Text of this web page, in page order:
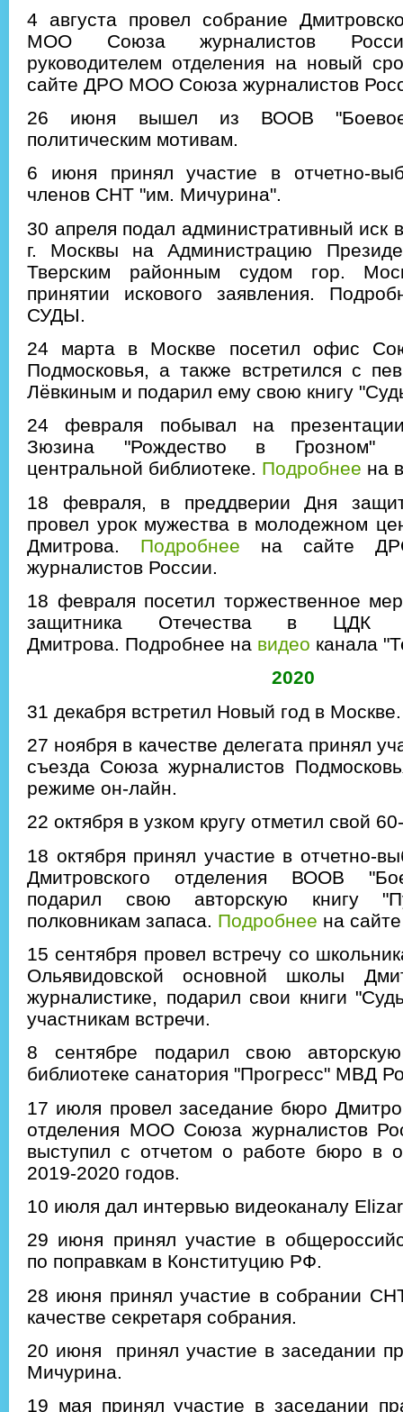
4 августа провел собрание
МОО Союза журналистов
руководителем отделения на новый
сайте ДРО МОО Союза журналистов
26 июня вышел из ВООВ
политическим мотивам.
6 июня принял участие в отчетно-
членов СНТ "им. Мичурина".
30 апреля подал административный иск
г. Москвы на Администрацию
Тверским районным судом гор.
принятии искового заявления.
СУДЫ.
24 марта в Москве посетил офис
Подмосковья, а также встретился с
Лёвкиным и подарил ему свою книгу
24 февраля побывал на
Зюзина "Рождество в Грозном"
центральной библиотеке. Подробнее на
18 февраля, в преддверии Дня
провел урок мужества в молодежном
Дмитрова. Подробнее на сайте
журналистов России.
18 февраля посетил торжественное
защитника Отечества в ЦДК
Дмитрова. Подробнее на видео канала
2020
31 декабря встретил Новый год в
27 ноября в качестве делегата принял
съезда Союза журналистов
режиме он-лайн.
22 октября в узком кругу отметил свой
18 октября принял участие в отчетно-
Дмитровского отделения ВООВ
подарил свою авторскую книгу
полковникам запаса. Подробнее на
15 сентября провел встречу со
Ольявидовской основной школы
журналистике, подарил свои книги
участникам встречи.
8 сентябре подарил свою
библиотеке санатория "Прогресс" МВД
17 июля провел заседание бюро
отделения МОО Союза журналистов
выступил с отчетом о работе бюро в
2019-2020 годов.
10 июля дал интервью видеоканалу
29 июня принял участие в
по поправкам в Конституцию РФ.
28 июня принял участие в собрании
качестве секретаря собрания.
20 июня принял участие в заседании
Мичурина.
19 мая принял участие в заседании